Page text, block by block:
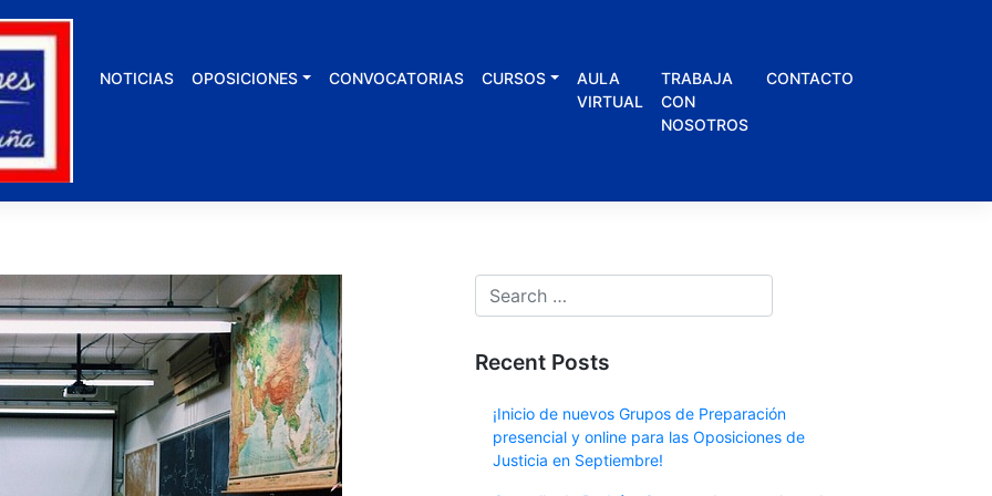
NOTICIAS OPOSICIONES CONVOCATORIAS CURSOS
AULA
VIRTUAL
TRABAJA
CON
NOSOTROS
CONTACTO
Recent Posts
¡Inicio de nuevos Grupos de Preparación
presencial y online para las Oposiciones de
Justicia en Septiembre!